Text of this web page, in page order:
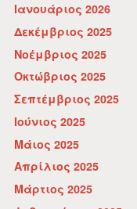
Ιανουάριος 2026
Δεκέμβριος 2025
Νοέμβριος 2025
Οκτώβριος 2025
Σεπτέμβριος 2025
Ιούνιος 2025
Μάιος 2025
Απρίλιος 2025
Μάρτιος 2025